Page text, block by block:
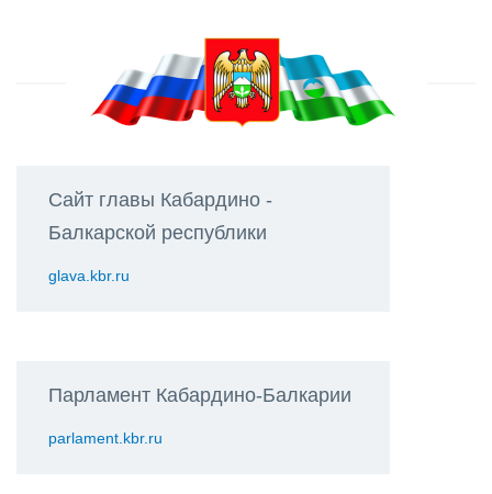
Сайт главы Кабардино -
Балкарской республики
glava.kbr.ru
Парламент Кабардино-Балкарии
parlament.kbr.ru